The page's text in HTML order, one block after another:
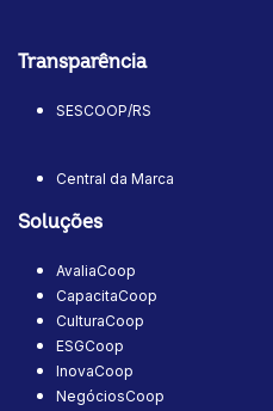
Transparência
SESCOOP/RS
Central da Marca
Soluções
AvaliaCoop
CapacitaCoop
CulturaCoop
ESGCoop
InovaCoop
NegóciosCoop